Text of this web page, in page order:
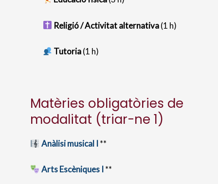
Religió / Activitat alternativa(1 h)
Tutoria(1 h)
Matèries obligatòries de
modalitat (triar-ne 1)
Anàlisi musical I **
Arts Escèniques I **